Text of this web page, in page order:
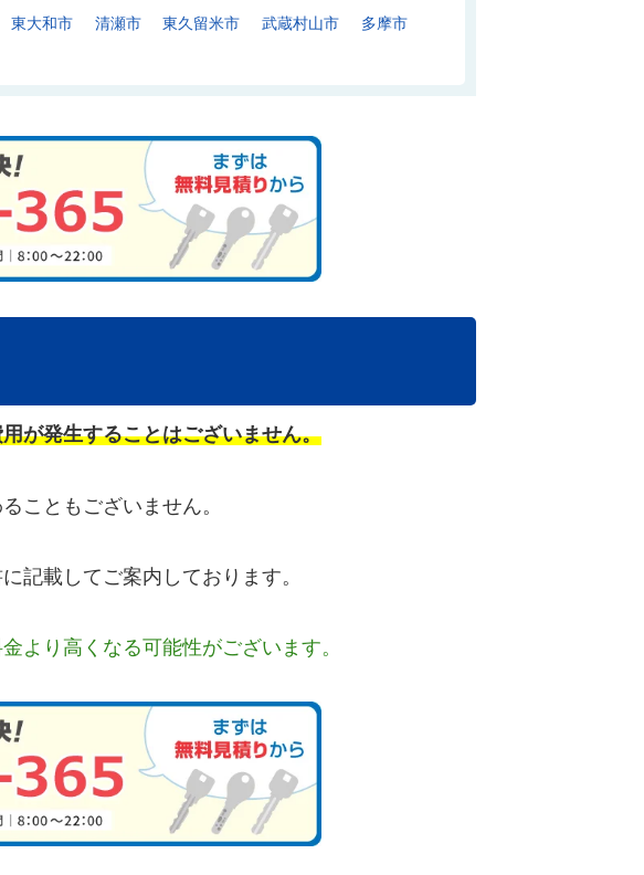
東大和市 清瀬市 東久留米市 武蔵村山市
多摩市
が発生することはございません。
こともございません。
記載してご案内しております。
より高くなる可能性がございます。